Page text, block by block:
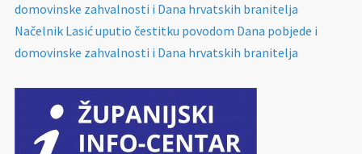
domovinske zahvalnosti i Dana hrvatskih branitelja
Načelnik Lasić uputio čestitku povodom Dana pobjede i
domovinske zahvalnosti i Dana hrvatskih branitelja